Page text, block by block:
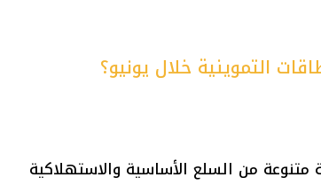
التموينية خلال يونيو؟
متنوعة من السلع الأساسية والاستهلاكية